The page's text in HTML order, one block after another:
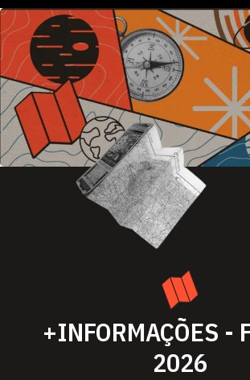
+INFORMAÇÕES -
2026